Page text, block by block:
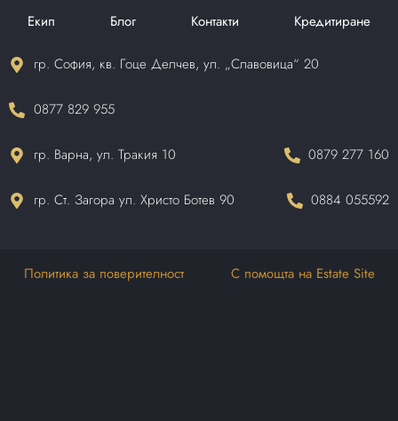
Екип Блог Контакти Кредитиране
гр. София, кв. Гоце Делчев, ул. „Славовица“ 20
0877 829 955
гр. Варна, ул. Тракия 10 0879 277 160
гр. Ст. Загора ул. Христо Ботев 90 0884 055592
Политика за поверителност С помощта на Estate Site